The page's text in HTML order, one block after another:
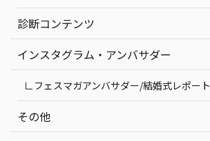
診断コンテンツ
インスタグラム・アンバサダー
∟フェスマガアンバサダー/結婚式レポート
その他